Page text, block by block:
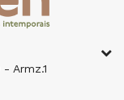
Armz.1